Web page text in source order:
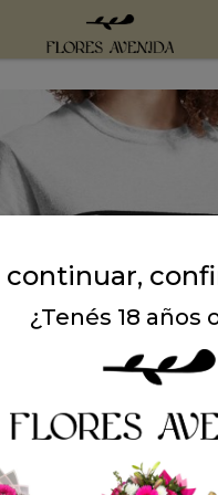
continuar,
¿Tenés 18 años